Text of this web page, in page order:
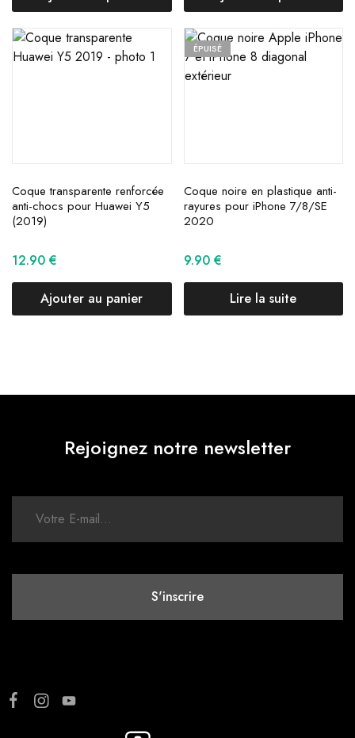
Coque transparente renforcée
anti-chocs pour Huawei Y5
(2019)
12.90 €
Ajouter au panier
ÉPUISÉ
Coque noire en plastique anti-
rayures pour iPhone 7/8/SE
2020
9.90 €
Lire la suite
Rejoignez notre newsletter